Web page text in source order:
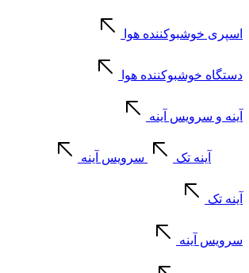
اسپری خوشبوکننده هوا
دستگاه خوشبوکننده هوا
آینه و سرویس آینه
آینه تک سرویس آینه
آینه تک
سرویس آینه